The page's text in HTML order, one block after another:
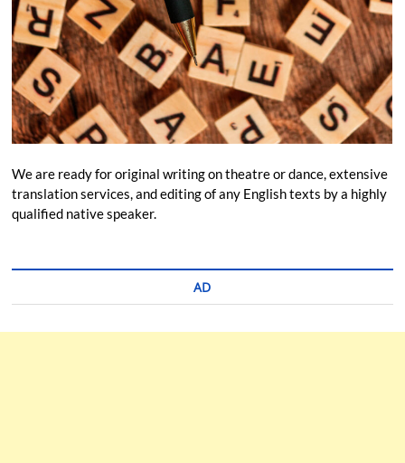
We are ready for original writing on theatre or dance, extensive
translation services, and editing of any English texts by a highly
qualified native speaker.
AD